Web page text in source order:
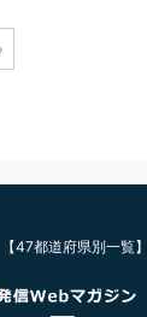
【47都道府県別一覧】